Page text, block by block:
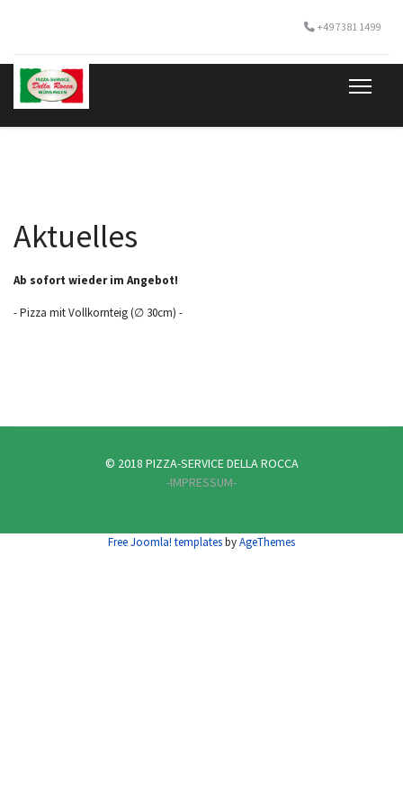
+49 7381 1499
Aktuelles
Ab sofort wieder im Angebot!
- Pizza mit Vollkornteig (∅ 30cm) -
© 2018 PIZZA-SERVICE DELLA ROCCA
-IMPRESSUM-
Free Joomla! templatesbyAgeThemes